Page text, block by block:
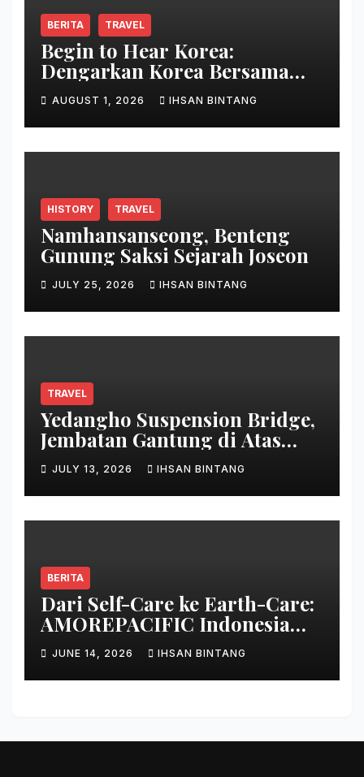
BERITA TRAVEL
Begin to Hear Korea:
Dengarkan Korea Bersama
Park Bo Gum
AUGUST 1, 2026 IHSAN BINTANG
HISTORY TRAVEL
Namhansanseong, Benteng
Gunung Saksi Sejarah Joseon
JULY 25, 2026 IHSAN BINTANG
TRAVEL
Yedangho Suspension Bridge,
Jembatan Gantung di Atas
Danau
JULY 13, 2026 IHSAN BINTANG
BERITA
Dari Self-Care ke Earth-Care:
AMOREPACIFIC Indonesia
Ciptakan Gerakan
Keberlanjutan Baru di Bali
JUNE 14, 2026 IHSAN BINTANG